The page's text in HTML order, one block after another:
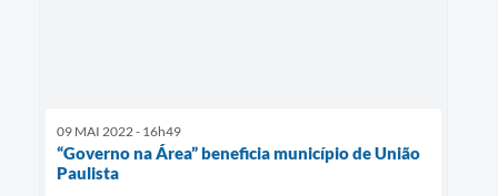
09 MAI 2022 - 16h49
“Governo na Área” beneficia município de União
Paulista